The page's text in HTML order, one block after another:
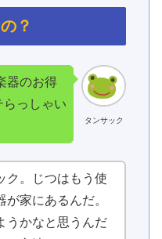
？
タンサック
器のお得
らっしゃい
ク。じつはもう使
家にあるんだ。
うかなと思うんだ